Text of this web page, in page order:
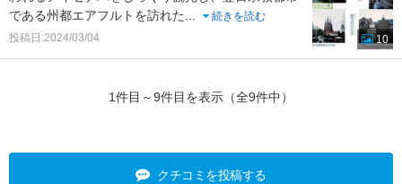
である州都エアフルトを訪れた...
続きを読む
投稿日:2024/03/04
10
1件目～9件目を表示（全9件中）
クチコミを投稿する